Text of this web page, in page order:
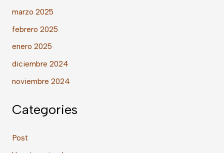
marzo 2025
febrero 2025
enero 2025
diciembre 2024
noviembre 2024
Categories
Post